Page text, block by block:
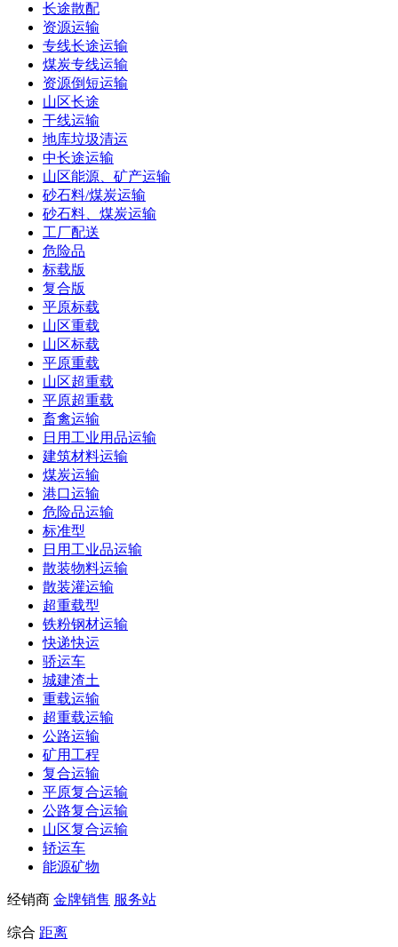
长途散配
资源运输
专线长途运输
煤炭专线运输
资源倒短运输
山区长途
干线运输
地库垃圾清运
中长途运输
山区能源、矿产运输
砂石料/煤炭运输
砂石料、煤炭运输
工厂配送
危险品
标载版
复合版
平原标载
山区重载
山区标载
平原重载
山区超重载
平原超重载
畜禽运输
日用工业用品运输
建筑材料运输
煤炭运输
港口运输
危险品运输
标准型
日用工业品运输
散装物料运输
散装灌运输
超重载型
铁粉钢材运输
快递快运
骄运车
城建渣土
重载运输
超重载运输
公路运输
矿用工程
复合运输
平原复合运输
公路复合运输
山区复合运输
轿运车
能源矿物
经销商 金牌销售 服务站
综合 距离